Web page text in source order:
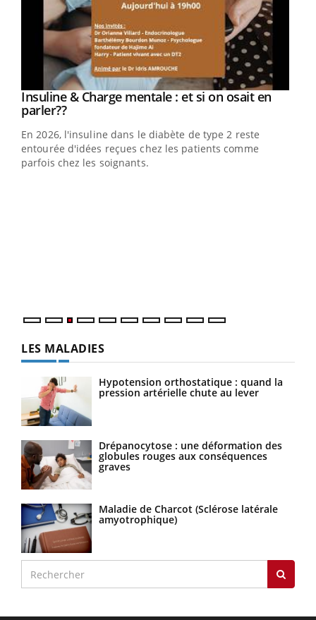
Youtube
Insuline & Charge mentale : et si on osait en
parler??Youtube
En 2026, l'insuline dans le diabète de type 2 reste
entourée d'idées reçues chez les patients comme
parfois chez les soignants.
LES MALADIES
Hypotension orthostatique : quand la
pression artérielle chute au lever
Drépanocytose : une déformation des
globules rouges aux conséquences
graves
Maladie de Charcot (Sclérose latérale
amyotrophique)